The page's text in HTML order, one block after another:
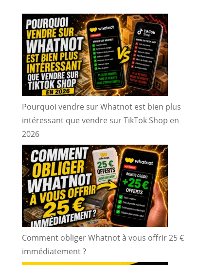
Pourquoi vendre sur Whatnot est bien plus
intéressant que vendre sur TikTok Shop en
2026
Comment obliger Whatnot à vous offrir 25 €
immédiatement ?